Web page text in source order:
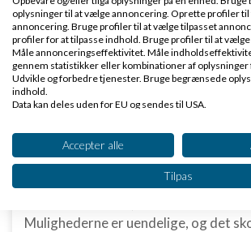
Nye ekspertblog-indlæg om
afLise Halskov|2.712 visninger|1
Hvis du står med en ret ny
Mulighederne er uendelige, og det
oplysninger til at vælge annoncering. Oprette profiler
annoncering. Bruge profiler til at vælge tilpasset
profiler for at tilpasse indhold. Bruge profiler til at
Måle annonceringseffektivitet. Måle
gennem statistikker eller kombinationer af
Udvikle og forbedre tjenester. Bruge begrænsede
indhold.
Data kan deles uden for EU og sendes til USA.
Se partnerliste (2 IAB-leverandører)
Vi bruger dine data til følgende formål:
IAB's behandlingsformål:
Opbevare og/eller tilgå oplysninger på en
enhed
Accepter alle
Tilpas